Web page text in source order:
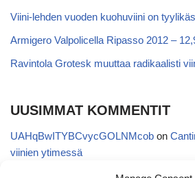
Viini-lehden vuoden kuohuviini on
Armigero Valpolicella Ripasso 2012 –
Ravintola Grotesk muuttaa radikaalisti
UUSIMMAT KOMMENTIT
UAHqBwITYBCvycGOLNMcob on
viinien ytimessä
EgVGGttRTxKfbqUaWNglbonCantina